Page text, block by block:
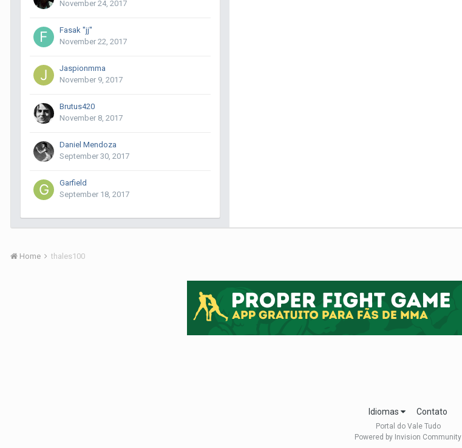
November 24, 2017
Fasak ''jj''
November 22, 2017
Jaspionmma
November 9, 2017
Brutus420
November 8, 2017
Daniel Mendoza
September 30, 2017
Garfield
September 18, 2017
Home thales100
Idiomas Contato
Portal do Vale Tudo
Powered by Invision Community